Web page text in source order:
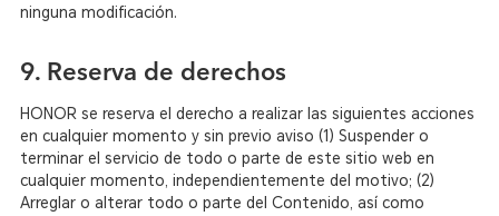
ninguna modificación.
9. Reserva de derechos
HONOR se reserva el derecho a realizar las siguientes acciones
en cualquier momento y sin previo aviso (1) Suspender o
terminar el servicio de todo o parte de este sitio web en
cualquier momento, independientemente del motivo; (2)
Arreglar o alterar todo o parte del Contenido, así como